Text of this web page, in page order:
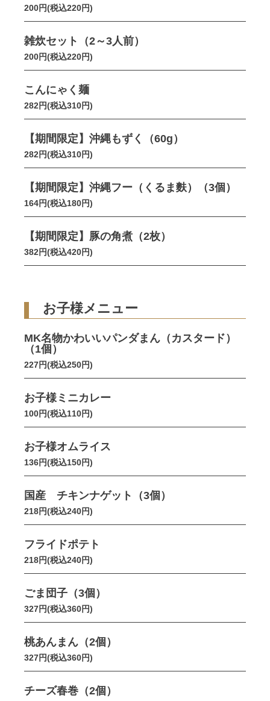
200円(税込220円)
雑炊セット（2～3人前）
200円(税込220円)
こんにゃく麺
282円(税込310円)
【期間限定】沖縄もずく（60g）
282円(税込310円)
【期間限定】沖縄フー（くるま麩）（3個）
164円(税込180円)
【期間限定】豚の角煮（2枚）
382円(税込420円)
お子様メニュー
MK名物かわいいパンダまん（カスタード）
（1個）
227円(税込250円)
お子様ミニカレー
100円(税込110円)
お子様オムライス
136円(税込150円)
国産 チキンナゲット（3個）
218円(税込240円)
フライドポテト
218円(税込240円)
ごま団子（3個）
327円(税込360円)
桃あんまん（2個）
327円(税込360円)
チーズ春巻（2個）